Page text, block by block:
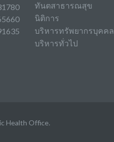
ทันตสาธารณสุข
นิติการ
บริหารทรัพยากรบุคคล
บริหารทั่วไป
Health Office.